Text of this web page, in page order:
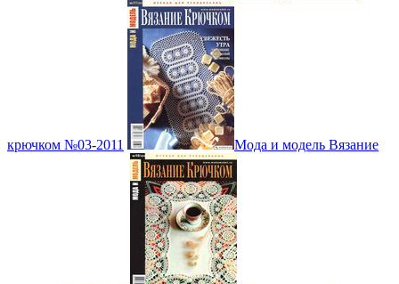
крючком №03-2011 Мода и модель Вязание